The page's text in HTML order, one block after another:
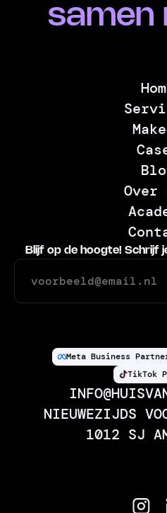
samen
Over
Blijf op de hoogte! Schrijf
Meta Business
TikTok
NIEUWEZIJDS
1012 SJ